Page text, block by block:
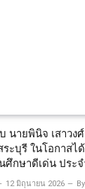
นายพินิจ เสาวง
ระบุรี ในโอกาสไ
ศึกษาดีเด่น ประจ
12 มิถุนายน 2026 By